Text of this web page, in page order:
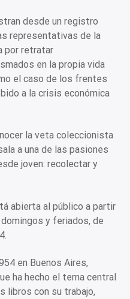
desde un registro
representativas de la
por retratar
en la propia vida
el caso de los frentes
a la crisis económica
la veta coleccionista
a una de las pasiones
joven: recolectar y
abierta al público a partir
y feriados, de
en Buenos Aires,
ha hecho el tema central
libros con su trabajo,